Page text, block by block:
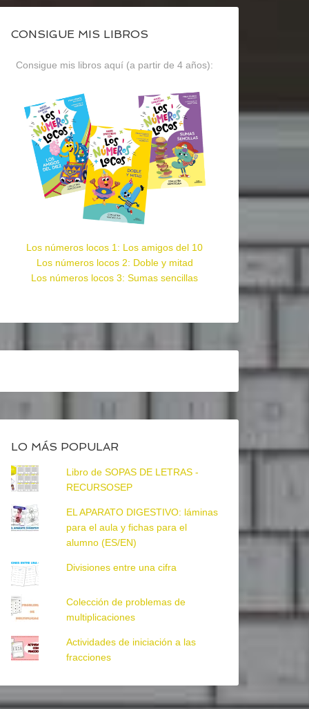
CONSIGUE MIS LIBROS
Consigue mis libros aquí (a partir de 4 años):
Los números locos 1: Los amigos del 10
Los números locos 2: Doble y mitad
Los números locos 3: Sumas sencillas
LO MÁS POPULAR
Libro de SOPAS DE LETRAS -
RECURSOSEP
EL APARATO DIGESTIVO: láminas
para el aula y fichas para el
alumno (ES/EN)
Divisiones entre una cifra
Colección de problemas de
multiplicaciones
Actividades de iniciación a las
fracciones